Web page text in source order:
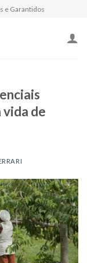
e Garantidos
vida de